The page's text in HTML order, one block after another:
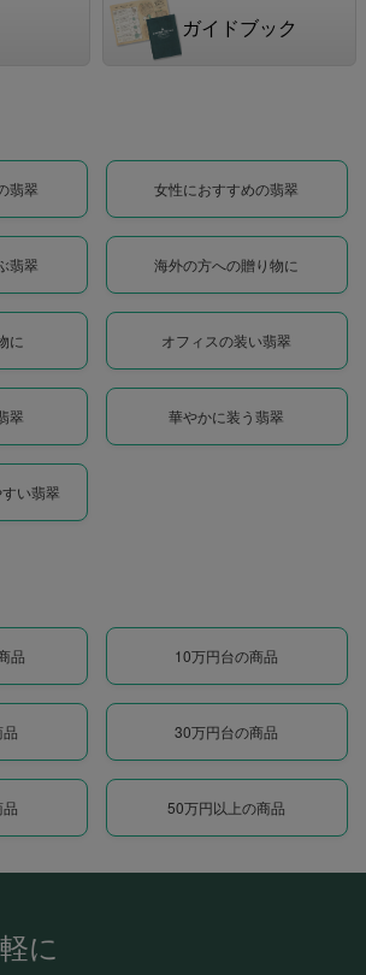
ガイドブック
翡翠 女性におすすめの翡翠
翡翠 海外の方への贈り物に
に オフィスの装い翡翠
翠 華やかに装う翡翠
い翡翠
品 10万円台の商品
30万円台の商品
50万円以上の商品
に